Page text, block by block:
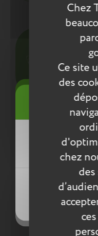
Chez
Ce site
des
chez
Pour
conseillons
éponge
savonneuse.
qui
Compléter
Mes
Vous devez
des